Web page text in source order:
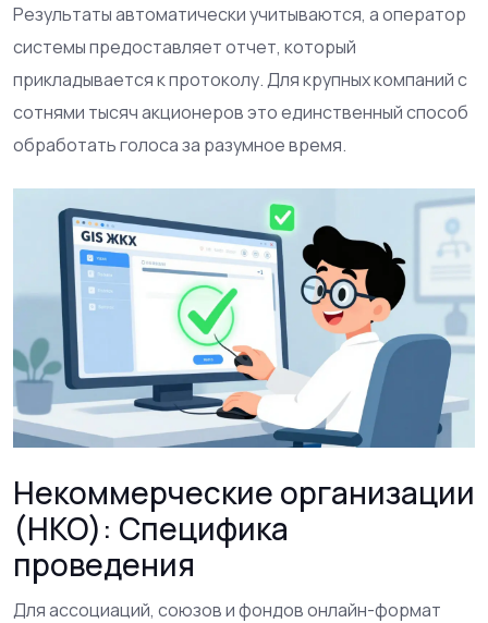
Результаты автоматически учитываются, а оператор
системы предоставляет отчет, который
прикладывается к протоколу. Для крупных компаний с
сотнями тысяч акционеров это единственный способ
обработать голоса за разумное время.
Некоммерческие организации
(НКО): Специфика
проведения
Для ассоциаций, союзов и фондов онлайн-формат